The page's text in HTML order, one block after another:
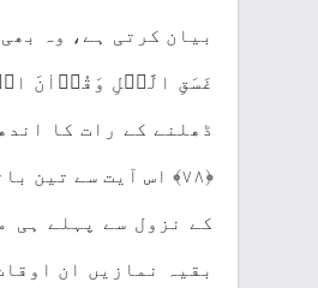
ڈھلنے کے رات کا
﴿۷۸﴾ اس آیت سے
کے نزول سے پہلے ہی